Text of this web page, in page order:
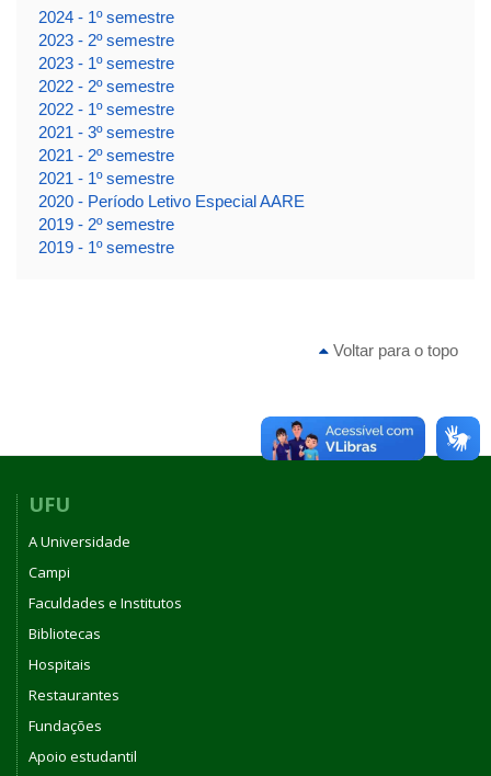
2024 - 1º semestre
2023 - 2º semestre
2023 - 1º semestre
2022 - 2º semestre
2022 - 1º semestre
2021 - 3º semestre
2021 - 2º semestre
2021 - 1º semestre
2020 - Período Letivo Especial AARE
2019 - 2º semestre
2019 - 1º semestre
Voltar para o topo
UFU
A Universidade
Campi
Faculdades e Institutos
Bibliotecas
Hospitais
Restaurantes
Fundações
Apoio estudantil